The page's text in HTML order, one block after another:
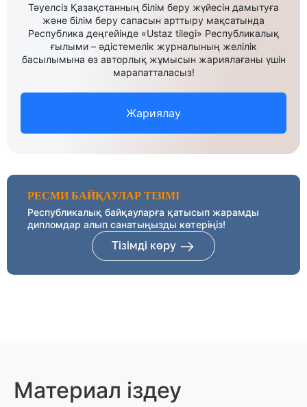
Тәуелсіз Қазақстанның білім беру жүйесін дамытуға
және білім беру сапасын арттыру мақсатында
Республика деңгейінде «Ustaz tilegi» Республикалық
ғылыми – әдістемелік журналының желілік
басылымына өз авторлық жұмысын жариялағаны үшін
марапатталасыз!
Жариялау
РЕСМИ БАЙҚАУЛАР ТІЗІМІ
Республикалық байқауларға қатысып жарамды
дипломдар алып санатыңызды көтеріңіз!
Тізімді көру
Материал іздеу